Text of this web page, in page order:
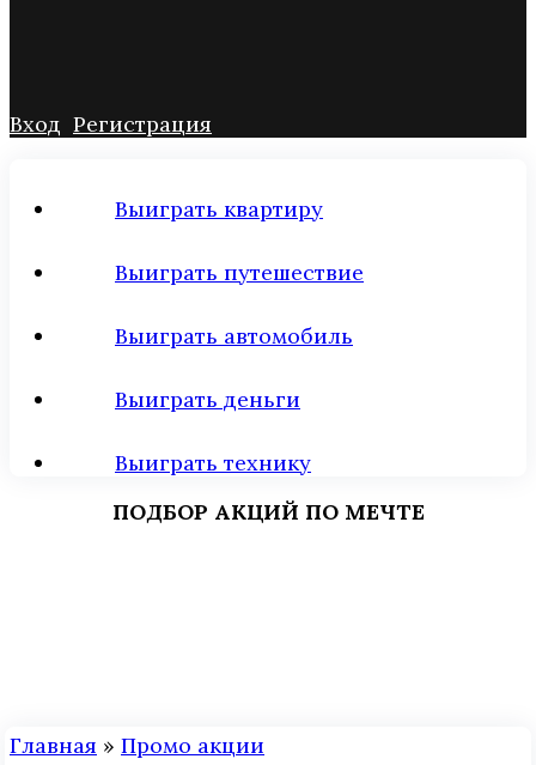
Вход Регистрация
Выиграть квартиру
Выиграть путешествие
Выиграть автомобиль
Выиграть деньги
Выиграть технику
ПОДБОР АКЦИЙ ПО МЕЧТЕ
Главная » Промо акции